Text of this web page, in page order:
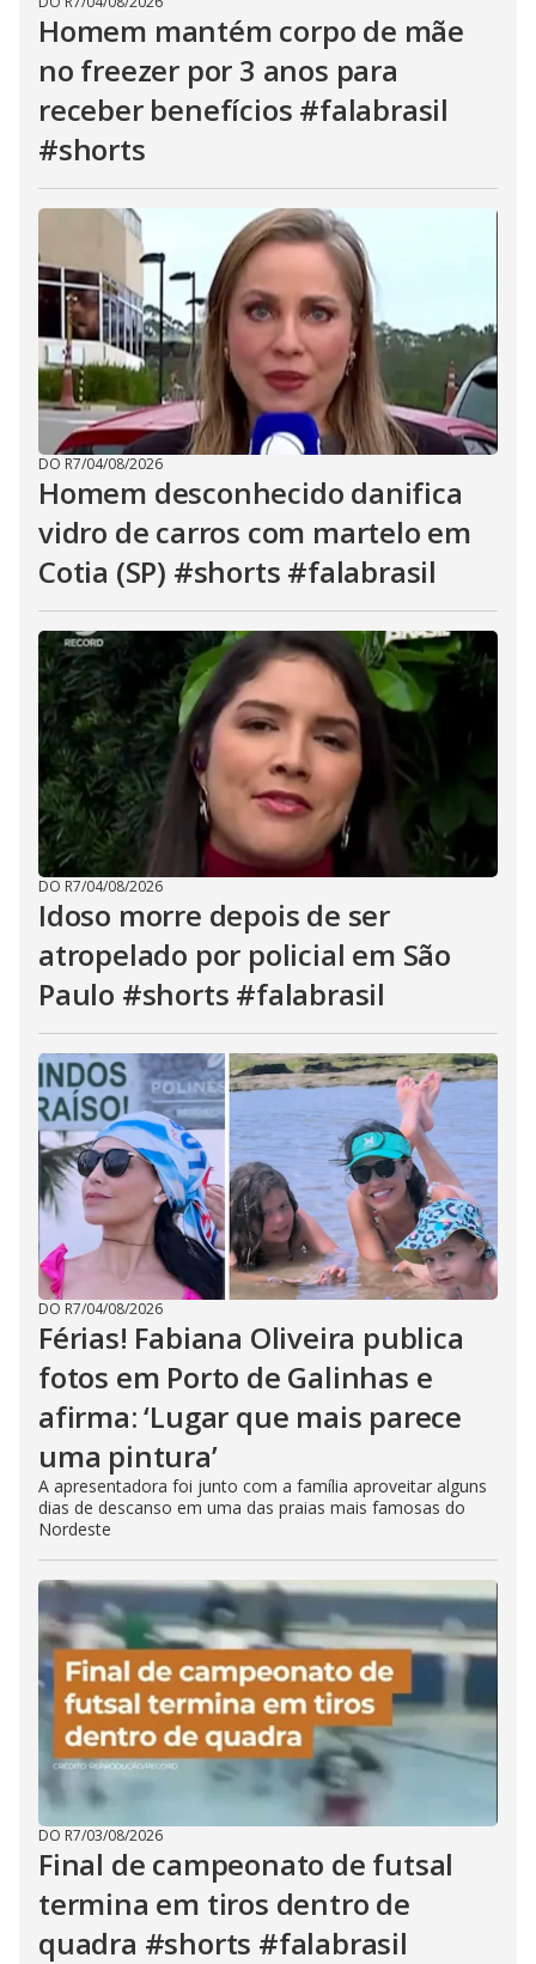
Homem mantém corpo de mãe
no freezer por 3 anos para
receber benefícios #falabrasil
#shorts
DO R7/04/08/2026
Homem desconhecido danifica
vidro de carros com martelo em
Cotia (SP) #shorts #falabrasil
DO R7/04/08/2026
Idoso morre depois de ser
atropelado por policial em São
Paulo #shorts #falabrasil
DO R7/04/08/2026
Férias! Fabiana Oliveira publica
fotos em Porto de Galinhas e
afirma: ‘Lugar que mais parece
uma pintura’
A apresentadora foi junto com a família aproveitar alguns
dias de descanso em uma das praias mais famosas do
Nordeste
DO R7/03/08/2026
Final de campeonato de futsal
termina em tiros dentro de
quadra #shorts #falabrasil